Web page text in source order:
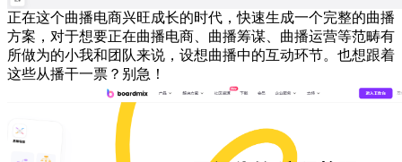
正在这个曲播电商兴旺成长的时代，快速生成一个完整的曲播
方案，对于想要正在曲播电商、曲播筹谋、曲播运营等范畴有
所做为的小我和团队来说，设想曲播中的互动环节。也想跟着
这些从播干一票？别急！